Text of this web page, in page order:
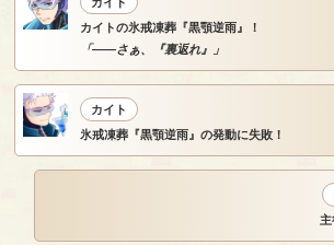
カイトの氷戒凍葬『黒顎逆雨』！
「――さぁ、『裏返れ』」
カイト
氷戒凍葬『黒顎逆雨』の発動に失敗！
主